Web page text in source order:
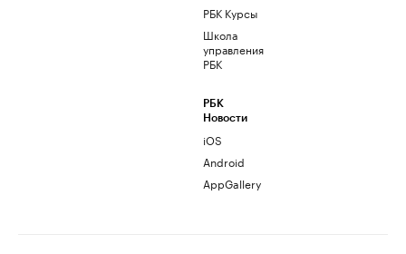
РБК Курсы
Школа
управления
РБК
РБК
Новости
iOS
Android
AppGallery